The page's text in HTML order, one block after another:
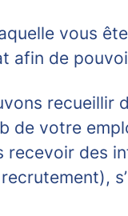
vous
afin de
recueillir
de votre
recevoir des